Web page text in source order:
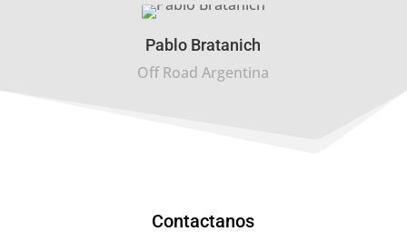
Pablo Bratanich
Off Road Argentina
Contactanos